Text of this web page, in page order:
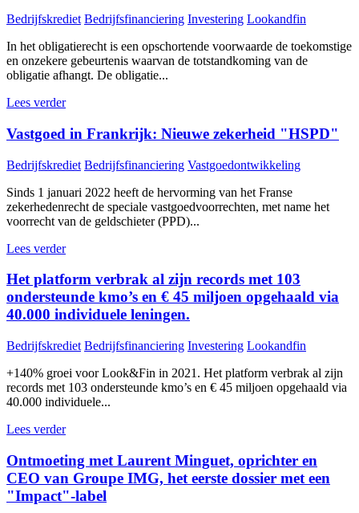
Bedrijfskrediet Bedrijfsfinanciering Investering Lookandfin
In het obligatierecht is een opschortende voorwaarde de toekomstige
en onzekere gebeurtenis waarvan de totstandkoming van de
obligatie afhangt. De obligatie...
Lees verder
Vastgoed in Frankrijk: Nieuwe zekerheid "HSPD"
Bedrijfskrediet Bedrijfsfinanciering Vastgoedontwikkeling
Sinds 1 januari 2022 heeft de hervorming van het Franse
zekerhedenrecht de speciale vastgoedvoorrechten, met name het
voorrecht van de geldschieter (PPD)...
Lees verder
Het platform verbrak al zijn records met 103
ondersteunde kmo’s en € 45 miljoen opgehaald via
40.000 individuele leningen.
Bedrijfskrediet Bedrijfsfinanciering Investering Lookandfin
+140% groei voor Look&Fin in 2021. Het platform verbrak al zijn
records met 103 ondersteunde kmo’s en € 45 miljoen opgehaald via
40.000 individuele...
Lees verder
Ontmoeting met Laurent Minguet, oprichter en
CEO van Groupe IMG, het eerste dossier met een
"Impact"-label